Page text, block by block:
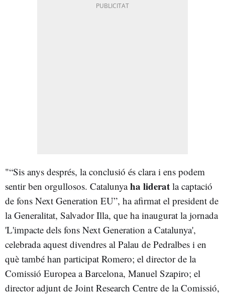
"“Sis anys després, la conclusió és clara i ens podem
sentir ben orgullosos. Catalunyaha liderat la captació
de fons Next Generation EU”, ha afirmat el president de
la Generalitat, Salvador Illa, que ha inaugurat la jornada
'L'impacte dels fons Next Generation a Catalunya',
celebrada aquest divendres al Palau de Pedralbes i en
què també han participat Romero; el director de la
Comissió Europea a Barcelona, Manuel Szapiro; el
director adjunt de Joint Research Centre de la Comissió,